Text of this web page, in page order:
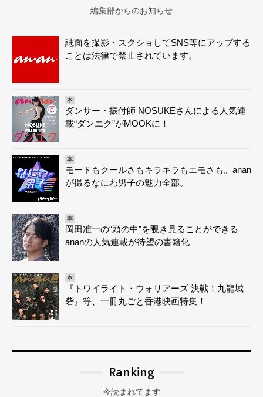
編集部からのお知らせ
誌面を撮影・スクショしてSNS等にアップする
ことは法律で禁止されています。
本
ダンサー・振付師 NOSUKEさんによる人気連
載“ダンエク”がMOOKに！
本
モードもクールさもキラキラもエモさも。anan
が撮るなにわ男子の魅力全部。
本
岡田准一の“頭の中”を覗き見ることができる
ananの人気連載が待望の書籍化
本
『トワイライト・ウォリアーズ 決戦！九龍城
砦』等、一冊丸ごと香港映画特集！
Ranking
今読まれてます